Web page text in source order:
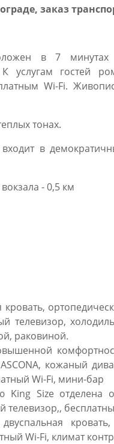
заказ
в 7
услугам гостей
Wi-Fi.
тонах.
в
- 0,5 км
кровать,
телевизор,
раковиной.
кожаный
Wi-Fi, мини-бар
King Size
Wi-Fi, климат